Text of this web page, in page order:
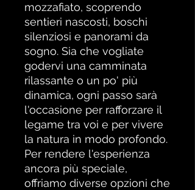
mozzafiato, scoprendo
sentieri nascosti, boschi
silenziosi e panorami da
sogno. Sia che vogliate
godervi una camminata
rilassante o un po' più
dinamica, ogni passo sarà
l'occasione per rafforzare il
legame tra voi e per vivere
la natura in modo profondo.
Per rendere l'esperienza
ancora più speciale,
offriamo diverse opzioni che